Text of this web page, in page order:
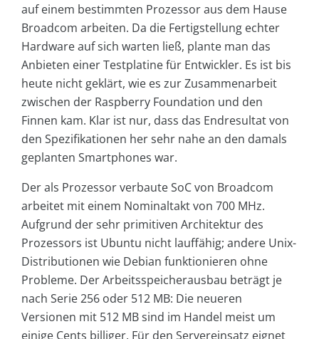
auf einem bestimmten Prozessor aus dem Hause
Broadcom arbeiten. Da die Fertigstellung echter
Hardware auf sich warten ließ, plante man das
Anbieten einer Testplatine für Entwickler. Es ist bis
heute nicht geklärt, wie es zur Zusammenarbeit
zwischen der Raspberry Foundation und den
Finnen kam. Klar ist nur, dass das Endresultat von
den Spezifikationen her sehr nahe an den damals
geplanten Smartphones war.
Der als Prozessor verbaute SoC von Broadcom
arbeitet mit einem Nominaltakt von 700 MHz.
Aufgrund der sehr primitiven Architektur des
Prozessors ist Ubuntu nicht lauffähig; andere Unix-
Distributionen wie Debian funktionieren ohne
Probleme. Der Arbeitsspeicherausbau beträgt je
nach Serie 256 oder 512 MB: Die neueren
Versionen mit 512 MB sind im Handel meist um
einige Cents billiger. Für den Servereinsatz eignet